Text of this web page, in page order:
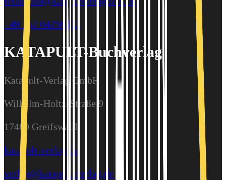
+49 152 04256363
KATAPULT-Buchverlag
Katapult-Verlag GmbH
Wilhelm-Holtz-Straße 9
17489 Greifswald
katapult-verlag.de
verlag@katapult-verlag.de